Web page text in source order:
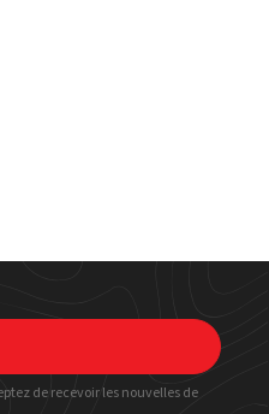
de recevoir les nouvelles de